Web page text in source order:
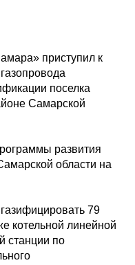
приступил к
поселка
Самарской
развития
области на
79
котельной линейной
станции по